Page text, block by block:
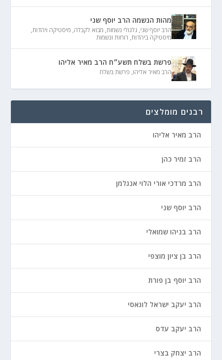
מהות הנשמה הרב יוסף שני
הרב יוסף שני, גלגולי נשמות, מבוא לקבלה, מיסטיקה ויהדות,
מיסטיקה ביהדות, רוחות ונשמות
פרשת בשלח תשע״ח הרב מאיר אליהו
הרב מאיר אליהו, פרשת בשלח
רבנים מומלצים
הרב מאיר אליהו
הרב זמיר כהן
הרב מרדכי אורי הלוי אנגלמן
הרב יוסף שני
הרב בניהו שמואלי
הרב בן ציון מוצפי
הרב יוסף בן פורת
הרב יעקב ישראל לוגאסי
הרב יעקב עדס
הרב יצחק בצרי